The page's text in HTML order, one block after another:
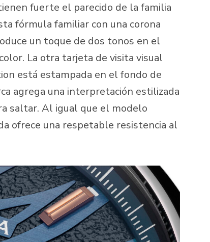
fuerte el parecido de la familia
fórmula familiar con una corona
un toque de dos tonos en el
La otra tarjeta de visita visual
está estampada en el fondo de
agrega una interpretación estilizada
saltar. Al igual que el modelo
ofrece una respetable resistencia al